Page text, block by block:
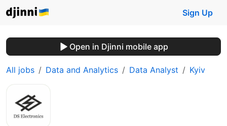
Sign Up
Open in Djinni mobile app
All jobs Data and Analytics Data Analyst Kyiv